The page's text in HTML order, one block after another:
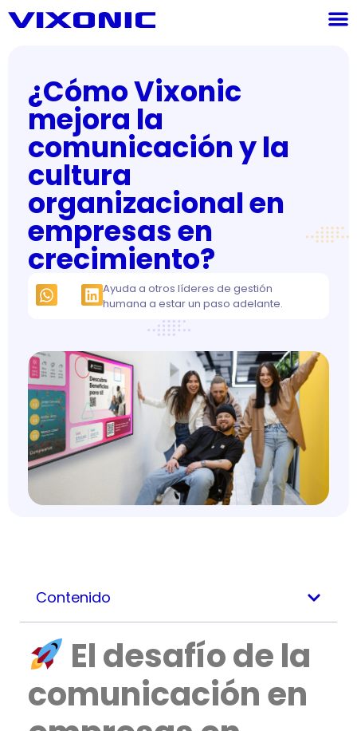
¿Cómo Vixonic
mejora la
comunicación y la
cultura
organizacional en
empresas en
crecimiento?
Ayuda a otros líderes de gestión
humana a estar un paso adelante.
Contenido
El desafío de la
comunicación en